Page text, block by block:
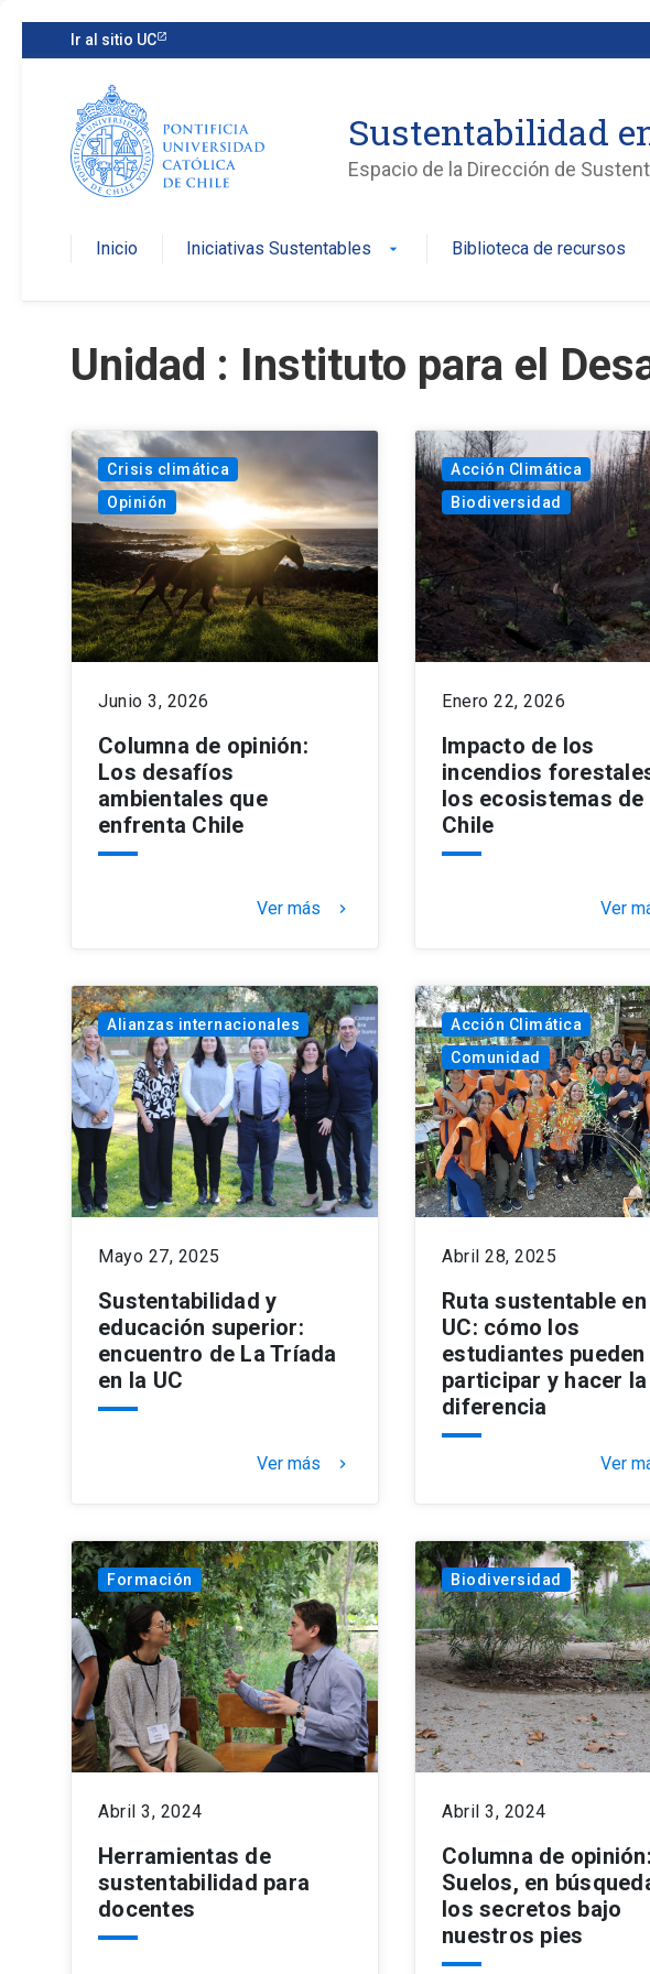
Ir al sitio UC
Sustentabilidad
Espacio de la Dirección de
Inicio Iniciativas Sustentables arrow_drop_down Biblioteca de recursos
Unidad : Instituto para el
Crisis climática
Opinión
Junio 3, 2026
Columna de opinión:
Los desafíos
ambientales que
enfrenta Chile
Ver más keyboard_arrow_right
Acción Climática
Biodiversidad
Enero 22, 2026
Impacto de los
incendios
los ecosistemas de
Chile
Ver
Alianzas internacionales
Mayo 27, 2025
Sustentabilidad y
educación superior:
encuentro de La Tríada
en la UC
Ver más keyboard_arrow_right
Acción Climática
Comunidad
Abril 28, 2025
Ruta sustentable en
UC: cómo los
estudiantes pueden
participar y hacer la
diferencia
Ver
Formación
Abril 3, 2024
Herramientas de
sustentabilidad para
docentes
Biodiversidad
Abril 3, 2024
Columna de opinión:
Suelos, en
los secretos bajo
nuestros pies